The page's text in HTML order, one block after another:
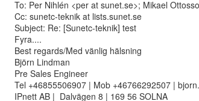
To: Per Nihlén <per at sunet.se>; Mikael
Cc: sunetc-teknik at lists.sunet.se
Subject: Re: [Sunetc-teknik] test
Fyra....
Best regards/Med vänlig hälsning
Björn Lindman
Pre Sales Engineer
Tel +46855506907 | Mob +46766292507 |